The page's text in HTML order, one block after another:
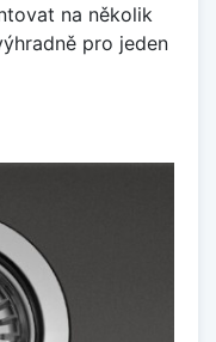
na několik
pro jeden